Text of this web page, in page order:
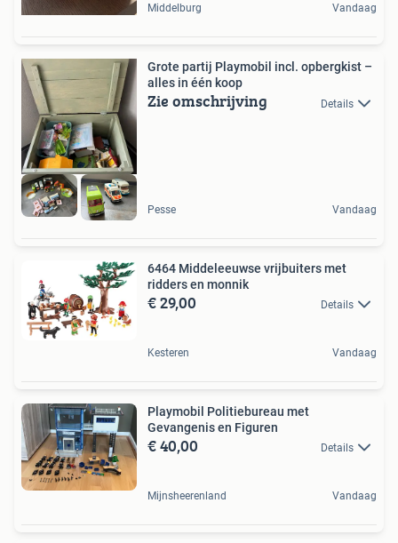
Middelburg Vandaag
Grote partij Playmobil incl. opbergkist –
alles in één koop
Zie omschrijving Details
Pesse Vandaag
6464 Middeleeuwse vrijbuiters met
ridders en monnik
€ 29,00 Details
Kesteren Vandaag
Playmobil Politiebureau met
Gevangenis en Figuren
€ 40,00 Details
Mijnsheerenland Vandaag